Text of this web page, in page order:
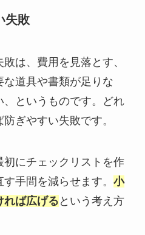
失敗
は、費用を見落とす、
道具や書類が足りな
というものです。どれ
ぎやすい失敗です。
にチェックリストを作
手間を減らせます。 小
れば広げる という考え方